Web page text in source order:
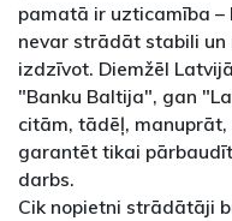
pamatā ir uzticamība –
nevar strādāt stabili
izdzīvot. Diemžēl
"Banku Baltija", gan
citām, tādēļ,
garantēt tikai
darbs.
Cik nopietni strādātāji